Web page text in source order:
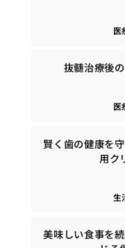
医
抜髄治療後
医
賢く歯の健康を
用ク
生
美味しい食事を